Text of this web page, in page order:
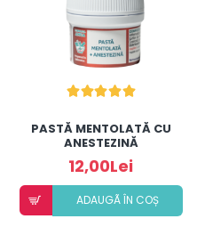
PASTĂ MENTOLATĂ CU
ANESTEZINĂ
12,00Lei
ADAUGÃ ÎN COȘ